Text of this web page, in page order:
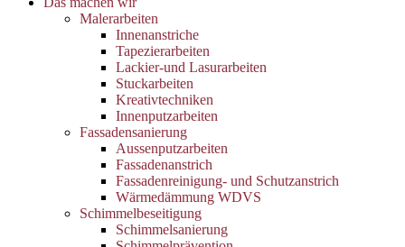
Malerarbeiten
Innenanstriche
Tapezierarbeiten
Lackier-und Lasurarbeiten
Stuckarbeiten
Kreativtechniken
Innenputzarbeiten
Fassadensanierung
Aussenputzarbeiten
Fassadenanstrich
Fassadenreinigung- und Schutzanstrich
Wärmedämmung WDVS
Schimmelbeseitigung
Schimmelsanierung